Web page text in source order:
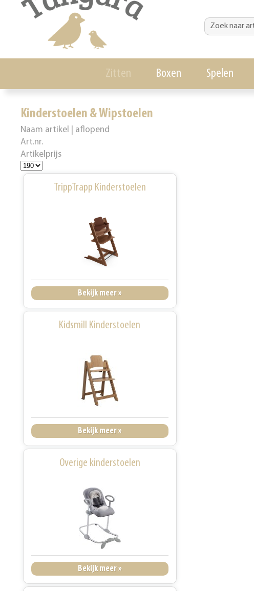
Zitten Boxen Spelen
Kinderstoelen & Wipstoelen
Naam artikel | aflopend
Art.nr.
Artikelprijs
TrippTrapp Kinderstoelen
Bekijk meer »
Kidsmill Kinderstoelen
Bekijk meer »
Overige kinderstoelen
Bekijk meer »